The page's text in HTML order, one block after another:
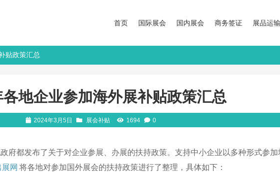
首页 国际展会 国内展会 商务签证 展品运输
贴政策汇总
地企业参加海外展补贴政策汇总
2024年3月5日 展会补贴 1694 0
府都发布了关于对企业参展、办展的扶持政策。支持中小企业以多种形式参加
展网 将各地对参加国外展会的扶持政策进行了整理，具体如下：